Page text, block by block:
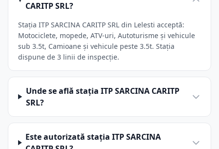
CARITP SRL?
Stația ITP SARCINA CARITP SRL din Lelesti acceptă:
Motociclete, mopede, ATV-uri, Autoturisme și vehicule
sub 3.5t, Camioane și vehicule peste 3.5t. Stația
dispune de 3 linii de inspecție.
Unde se află stația ITP SARCINA CARITP
SRL?
Este autorizată stația ITP SARCINA